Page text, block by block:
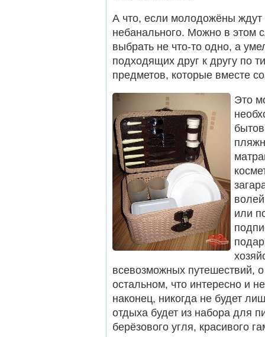
А что, если молодожёны ждут
небанального. Можно в этом
выбрать не что-то одно, а
подходящих друг к другу по
предметов, которые вместе
Это
или
всевозможных путешествий,
остальном, что интересно и
наконец, никогда не будет
отдыха будет из набора для
берёзового угля, красивого